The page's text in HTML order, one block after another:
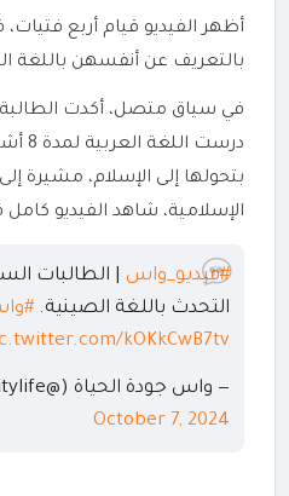
أظهر الفيديو قيام أربع
بالتعريف عن أنفسهن باللغة
في سياق متصل، أكدت
درست
بتحولها إلى الإسلام، مشيرة
الإسلامية، شاهد الفيديو كامل
#فيديو_واس | الطالبات
التحدث باللغة الصينية.
kOKkCwB7tv
— واس جودة الحياة (@SPAqualitylife)
October 7, 2024